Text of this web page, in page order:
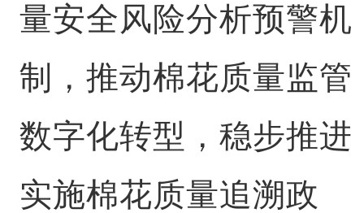
量安全风险分析预警机
制，推动棉花质量监管
数字化转型，稳步推进
实施棉花质量追溯政